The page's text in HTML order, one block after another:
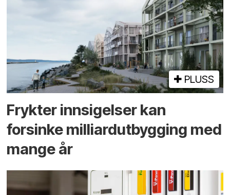
PLUSS
Frykter innsigelser kan
forsinke milliard­utbygging med
mange år